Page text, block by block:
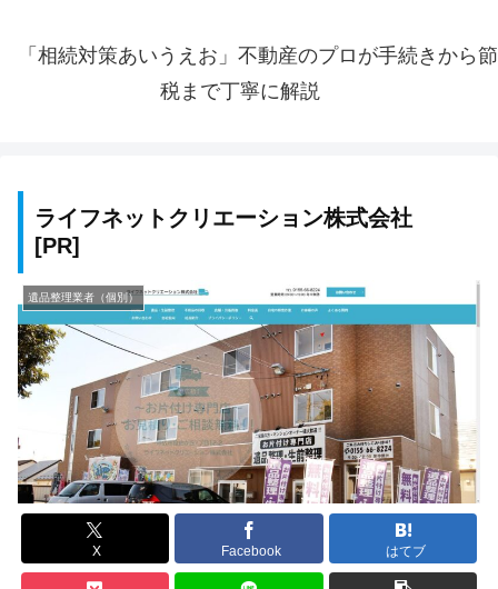
「相続対策あいうえお」不動産のプロが手続きから節
税まで丁寧に解説
ライフネットクリエーション株式会社
遺品整理業者（個別）
X Facebook はてブ